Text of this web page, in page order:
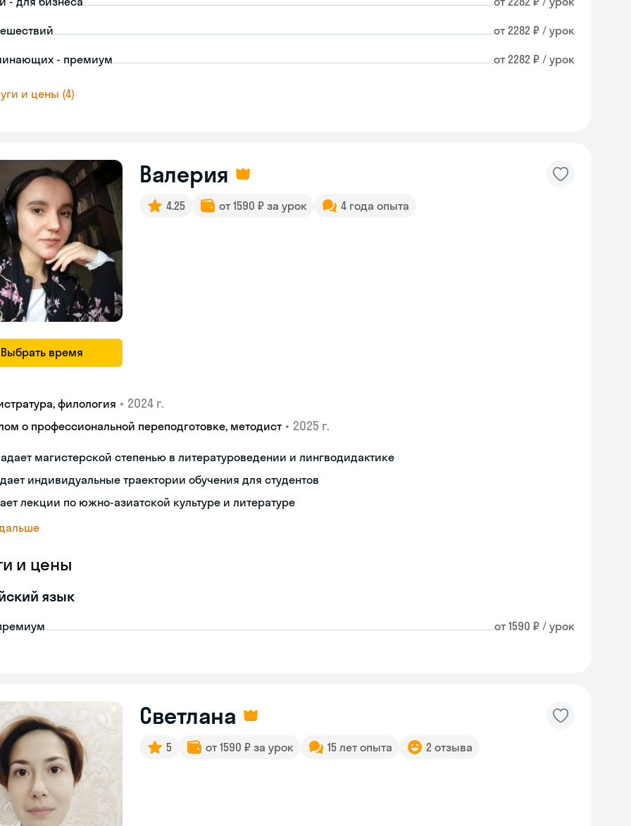
от 2282 ₽ / урок
- премиум от 2282 ₽ / урок
и цены (4)
Выбрать время
Валерия
4.25 от 1590 ₽ за урок 4 года опыта
филология • 2024 г.
о профессиональной переподготовке, методист • 2025 г.
магистерской степенью в литературоведении и лингводидактике
индивидуальные траектории обучения для студентов
лекции по южно-азиатской культуре и литературе
и цены
язык
от 1590 ₽ / урок
Светлана
5 от 1590 ₽ за урок 15 лет опыта 2 отзыва